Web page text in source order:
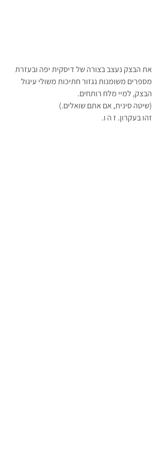
את הבצק נעצב בצורה של דיסקית יפה ובעזרת
מספרים משומנות נגזור חתיכות משולי עיגול
הבצק, למיי מלח רותחים.
(שיטה סינית, אם אתם שואלים.)
זהו בעקרון. ז ה ו.